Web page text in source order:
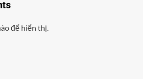
để hiển thị.